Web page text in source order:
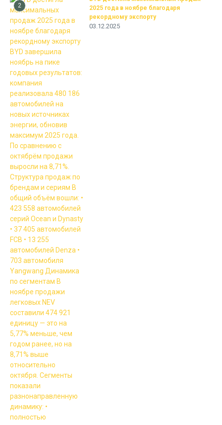
2
2025 года в ноябре благодаря
рекордному экспорту
03.12.2025